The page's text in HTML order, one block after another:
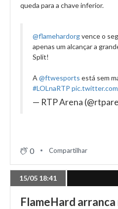
queda para a chave inferior.
@flamehardorgvence o
apenas um alcançar a
Split!
A @ftwesports está sem
#LOLnaRTP
— RTP Arena
0 Compartilhar
15/05 18:41
FlameHard arranca